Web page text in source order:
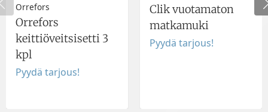
Orrefors
Orrefors
keittiöveitsisetti 3
kpl
Pyydä tarjous!
Clik vuotamaton
matkamuki
Pyydä tarjous!